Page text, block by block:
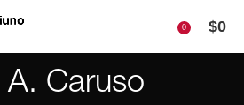
0 $0
A. Caruso